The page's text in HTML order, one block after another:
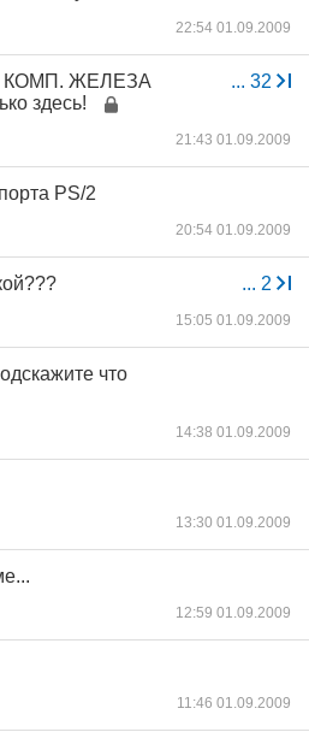
22:54 01.09.2009
... 32
КОМП. ЖЕЛЕЗА
здесь!
21:43 01.09.2009
PS/2
20:54 01.09.2009
... 2
15:05 01.09.2009
что
14:38 01.09.2009
13:30 01.09.2009
12:59 01.09.2009
11:46 01.09.2009